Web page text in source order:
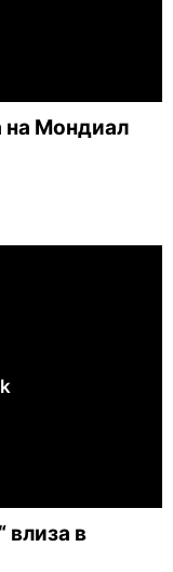
на Мондиал
влиза в